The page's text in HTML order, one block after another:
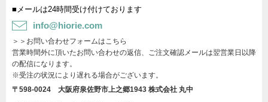
■メールは24時間受け付けております
info@hiorie.com
＞＞お問い合わせフォームはこちら
営業時間外に頂いたお問い合わせの返信、ご注文確認メールは翌営業日以降
の配信になります。
※受注の状況により遅れる場合がございます。
〒598-0024 大阪府泉佐野市上之郷1943 株式会社 丸中